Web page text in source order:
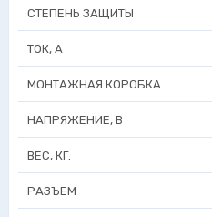
СТЕПЕНЬ ЗАЩИТЫ
ТОК, А
МОНТАЖНАЯ КОРОБКА
НАПРЯЖЕНИЕ, В
ВЕС, КГ.
РАЗЪЕМ